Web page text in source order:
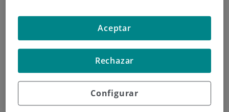
Configurar
Rechazar
Aceptar